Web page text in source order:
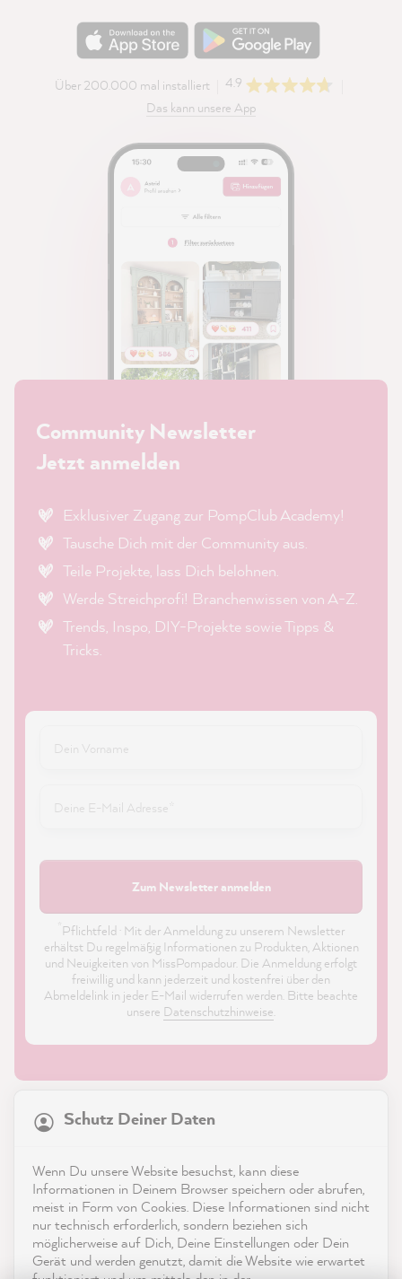
Über 200.000 mal installiert
4.9
Das kann unsere App
Community Newsletter
Jetzt anmelden
Exklusiver Zugang zur PompClub Academy!
Tausche Dich mit der Community aus.
Teile Projekte, lass Dich belohnen.
Werde Streichprofi! Branchenwissen von A-Z.
Trends, Inspo, DIY-Projekte sowie Tipps &
Tricks.
Zum Newsletter anmelden
Pflichtfeld · Mit der Anmeldung zu unserem Newsletter
erhältst Du regelmäßig Informationen zu Produkten, Aktionen
und Neuigkeiten von MissPompadour. Die Anmeldung erfolgt
freiwillig und kann jederzeit und kostenfrei über den
Abmeldelink in jeder E-Mail widerrufen werden. Bitte beachte
unsere Datenschutzhinweise.
Service
Kontakt
Schutz Deiner Daten
Wenn Du unsere Website besuchst, kann diese
Informationen in Deinem Browser speichern oder abrufen,
meist in Form von Cookies. Diese Informationen sind nicht
nur technisch erforderlich, sondern beziehen sich
möglicherweise auf Dich, Deine Einstellungen oder Dein
Gerät und werden genutzt, damit die Website wie erwartet
21.899Bewertungen
reviews-io